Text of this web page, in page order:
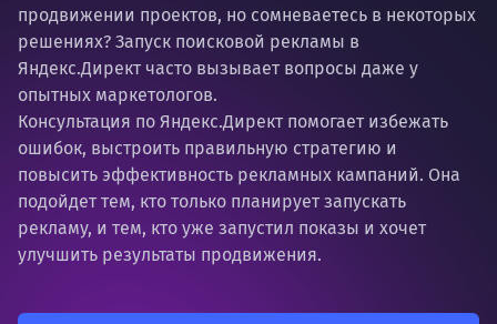
продвижении проектов, но сомневаетесь в некоторых
решениях? Запуск поисковой рекламы в
Яндекс.Директ часто вызывает вопросы даже у
опытных маркетологов.
Консультация по Яндекс.Директ помогает избежать
ошибок, выстроить правильную стратегию и
повысить эффективность рекламных кампаний. Она
подойдет тем, кто только планирует запускать
рекламу, и тем, кто уже запустил показы и хочет
улучшить результаты продвижения.